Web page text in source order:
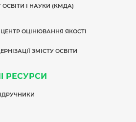
І НАУКИ (КМДА)
ОЦІНЮВАННЯ ЯКОСТІ
ЗМІСТУ ОСВІТИ
РЕСУРСИ